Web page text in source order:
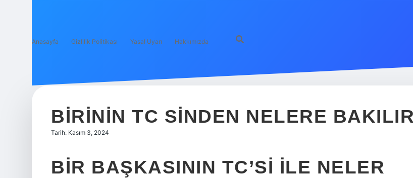
Anasayfa Gizlilik Politikası Yasal Uyarı Hakkımızda
BIRININ TC SINDEN NELERE BAKILIR
Tarih: Kasım 3, 2024
BIR BAŞKASININ TC’SI ILE NELER